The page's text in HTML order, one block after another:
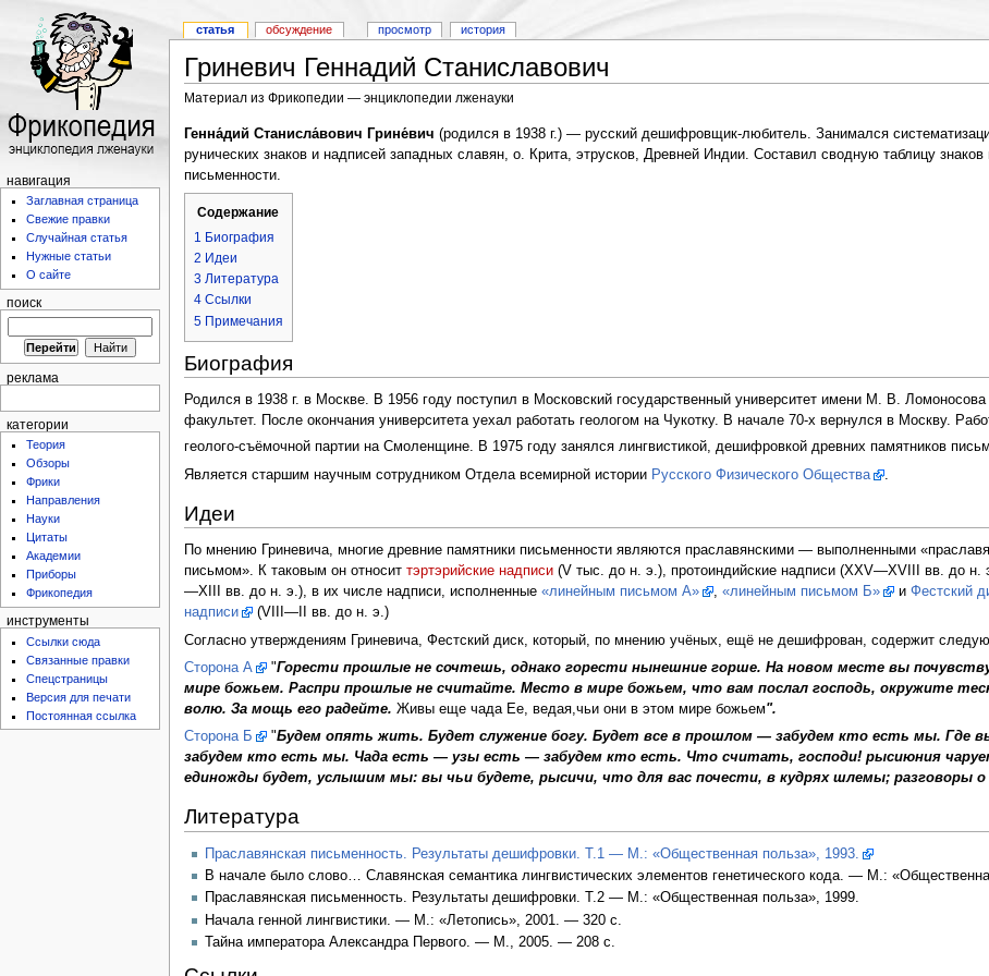
статья обсуждение просмотр история
навигация
Заглавная страница
Свежие правки
Случайная статья
Нужные статьи
О сайте
поиск
реклама
категории
Теория
Обзоры
Фрики
Направления
Науки
Цитаты
Академии
Приборы
Фрикопедия
инструменты
Ссылки сюда
Связанные правки
Спецстраницы
Версия для печати
Постоянная ссылка
Гриневич Геннадий Станиславович
Материал из Фрикопедии — энциклопедии лженауки
Генна́дий Станисла́вович Грине́вич (родился в 1938 г.) — русский дешифровщик-любитель. Занимался
рунических знаков и надписей западных славян, о. Крита, этрусков, Древней Индии. Составил сводную таблицу знаков
письменности.
Содержание
1 Биография
2 Идеи
3 Литература
4 Ссылки
5 Примечания
Биография
Родился в 1938 г. в Москве. В 1956 году поступил в Московский государственный университет имени М. В. Ломоносова
факультет. После окончания университета уехал работать геологом на Чукотку. В начале 70-х вернулся в Москву.
геолого-съёмочной партии на Смоленщине. В 1975 году занялся лингвистикой, дешифровкой древних памятников
Является старшим научным сотрудником Отдела всемирной истории Русского Физического Общества .
Идеи
По мнению Гриневича, многие древние памятники письменности являются праславянскими — выполненными
письмом». К таковым он относит тэртэрийские надписи(V тыс. до н. э.), протоиндийские надписи (XXV—XVIII вв. до н.
—XIII вв. до н. э.), в их числе надписи, исполненные «линейным письмом А» , «линейным письмом Б» и Фестский
надписи
(VIII—II вв. до н. э.)
Согласно утверждениям Гриневича, Фестский диск, который, по мнению учёных, ещё не дешифрован, содержит
Сторона А
"Горести прошлые не сочтешь, однако горести нынешние горше. На новом месте вы
мире божьем. Распри прошлые не считайте. Место в мире божьем, что вам послал господь, окружите
волю. За мощь его радейте. Живы еще чада Ее, ведая,чьи они в этом мире божьем".
Сторона Б
"Будем опять жить. Будет служение богу. Будет все в прошлом — забудем кто есть мы. Где
забудем кто есть мы. Чада есть — узы есть — забудем кто есть. Что считать, господи! рысиюния
единожды будет, услышим мы: вы чьи будете, рысичи, что для вас почести, в кудрях шлемы; разговоры
Литература
Праславянская письменность. Результаты дешифровки. Т.1 — М.: «Общественная польза», 1993.
В начале было слово… Славянская семантика лингвистических элементов генетического кода. — М.:
Праславянская письменность. Результаты дешифровки. Т.2 — М.: «Общественная польза», 1999.
Начала генной лингвистики. — М.: «Летопись», 2001. — 320 с.
Тайна императора Александра Первого. — М., 2005. — 208 с.